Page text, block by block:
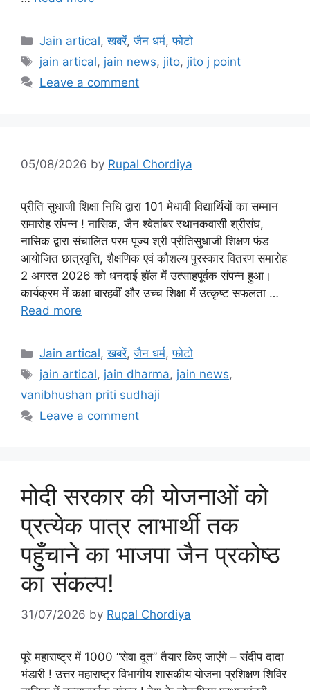
Categories
Jain artical,खबरें,जैन धर्म,फोटो
Tags
jain artical, jain news, jito, jito j point
Leave a comment
05/08/2026 by Rupal Chordiya
प्रीति सुधाजी शिक्षा निधि द्वारा 101 मेधावी विद्यार्थियों का सम्मान
समारोह संपन्न ! नासिक, जैन श्वेतांबर स्थानकवासी श्रीसंघ,
नासिक द्वारा संचालित परम पूज्य श्री प्रीतिसुधाजी शिक्षण फंड
आयोजित छात्रवृत्ति, शैक्षणिक एवं कौशल्य पुरस्कार वितरण समारोह
2 अगस्त 2026 को धनदाई हॉल में उत्साहपूर्वक संपन्न हुआ।
कार्यक्रम में कक्षा बारहवीं और उच्च शिक्षा में उत्कृष्ट सफलता …
Read more
Categories
Jain artical,खबरें,जैन धर्म,फोटो
Tags
jain artical, jain dharma, jain news,
vanibhushan priti sudhaji
Leave a comment
मोदी सरकार की योजनाओं को
प्रत्येक पात्र लाभार्थी तक
पहुँचाने का भाजपा जैन प्रकोष्ठ
का संकल्प!
31/07/2026 by Rupal Chordiya
पूरे महाराष्ट्र में 1000 “सेवा दूत” तैयार किए जाएंगे – संदीप दादा
भंडारी ! उत्तर महाराष्ट्र विभागीय शासकीय योजना प्रशिक्षण शिविर